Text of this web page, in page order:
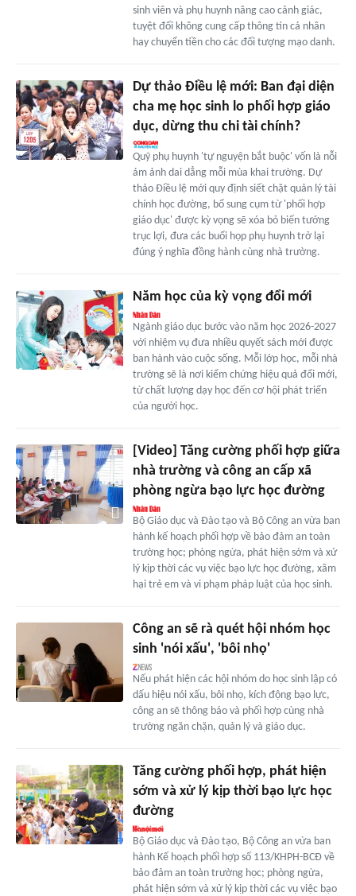
sinh viên và phụ huynh nâng cao cảnh giác,
tuyệt đối không cung cấp thông tin cá nhân
hay chuyển tiền cho các đối tượng mạo danh.
Dự thảo Điều lệ mới: Ban đại diện
cha mẹ học sinh lo phối hợp giáo
dục, dừng thu chi tài chính?
Quỹ phụ huynh 'tự nguyện bắt buộc' vốn là nỗi
ám ảnh dai dẳng mỗi mùa khai trường. Dự
thảo Điều lệ mới quy định siết chặt quản lý tài
chính học đường, bổ sung cụm từ 'phối hợp
giáo dục' được kỳ vọng sẽ xóa bỏ biến tướng
trục lợi, đưa các buổi họp phụ huynh trở lại
đúng ý nghĩa đồng hành cùng nhà trường.
Năm học của kỳ vọng đổi mới
Ngành giáo dục bước vào năm học 2026-2027
với nhiệm vụ đưa nhiều quyết sách mới được
ban hành vào cuộc sống. Mỗi lớp học, mỗi nhà
trường sẽ là nơi kiểm chứng hiệu quả đổi mới,
từ chất lượng dạy học đến cơ hội phát triển
của người học.
[Video] Tăng cường phối hợp giữa
nhà trường và công an cấp xã
phòng ngừa bạo lực học đường
Bộ Giáo dục và Đào tạo và Bộ Công an vừa ban
hành kế hoạch phối hợp về bảo đảm an toàn
trường học; phòng ngừa, phát hiện sớm và xử
lý kịp thời các vụ việc bạo lực học đường, xâm
hại trẻ em và vi phạm pháp luật của học sinh.
Công an sẽ rà quét hội nhóm học
sinh 'nói xấu', 'bôi nhọ'
Nếu phát hiện các hội nhóm do học sinh lập có
dấu hiệu nói xấu, bôi nhọ, kích động bạo lực,
công an sẽ thông báo và phối hợp cùng nhà
trường ngăn chặn, quản lý và giáo dục.
Tăng cường phối hợp, phát hiện
sớm và xử lý kịp thời bạo lực học
đường
Bộ Giáo dục và Đào tạo, Bộ Công an vừa ban
hành Kế hoạch phối hợp số 113/KHPH-BCĐ về
bảo đảm an toàn trường học; phòng ngừa,
phát hiện sớm và xử lý kịp thời các vụ việc bạo